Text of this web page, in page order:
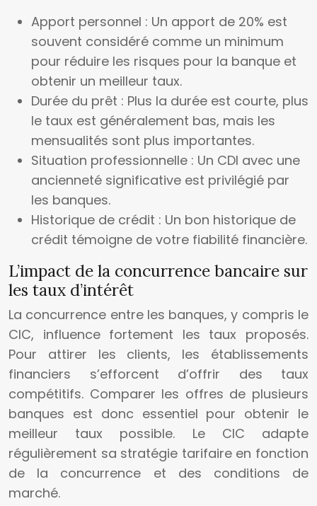
Apport personnel : Un apport de 20% est
souvent considéré comme un minimum
pour réduire les risques pour la banque et
obtenir un meilleur taux.
Durée du prêt : Plus la durée est courte, plus
le taux est généralement bas, mais les
mensualités sont plus importantes.
Situation professionnelle : Un CDI avec une
ancienneté significative est privilégié par
les banques.
Historique de crédit : Un bon historique de
crédit témoigne de votre fiabilité financière.
L’impact de la concurrence bancaire sur
les taux d’intérêt
La concurrence entre les banques, y compris le
CIC, influence fortement les taux proposés.
Pour attirer les clients, les établissements
financiers s’efforcent d’offrir des taux
compétitifs. Comparer les offres de plusieurs
banques est donc essentiel pour obtenir le
meilleur taux possible. Le CIC adapte
régulièrement sa stratégie tarifaire en fonction
de la concurrence et des conditions de
marché.